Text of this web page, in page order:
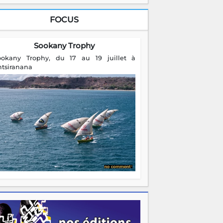
FOCUS
Sookany Trophy
Trophy, du 17 au 19 juillet à